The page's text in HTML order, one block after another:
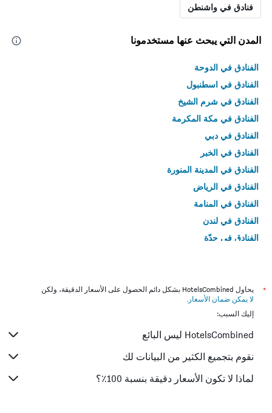
فنادق في واشنطن
المدن التي يبحث عنها مستخدمونا
الفنادق في الدوحة
الفنادق في اسطنبول
الفنادق في شرم الشيخ
الفنادق في مكة المكرمة
الفنادق في دبي
الفنادق في الخبر
الفنادق في المدينة المنورة
الفنادق في الرياض
الفنادق في المنامة
الفنادق في لندن
الفنادق في جدّة
*
يحاول HotelsCombined بشكل دائم الحصول على الأسعار الدقيقة، ولكن
لا يمكن ضمان الأسعار .
إليك السبب:
HotelsCombined ليس البائع
نقوم بتجميع الكثير من البيانات لك
لماذا لا تكون الأسعار دقيقة بنسبة 100٪؟